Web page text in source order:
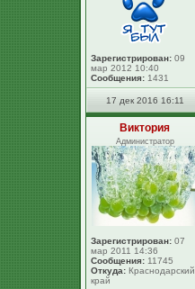
Зарегистрирован: 09
мар 2012 10:40
Сообщения: 1431
17 дек 2016 16:11
Виктория
Администратор
Зарегистрирован: 07
мар 2011 14:36
Сообщения: 11745
Откуда: Краснодарский
край